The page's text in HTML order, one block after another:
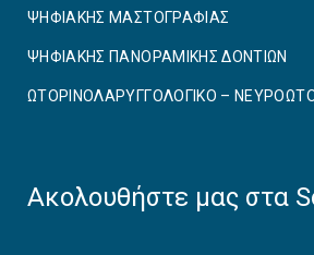
ΨΗΦΙΑΚΗΣ ΜΑΣΤΟΓΡΑΦΙΑΣ
ΨΗΦΙΑΚΗΣ ΠΑΝΟΡΑΜΙΚΗΣ ΔΟΝΤΙΩΝ
ΩΤΟΡΙΝΟΛΑΡΥΓΓΟΛΟΓΙΚΟ –
Ακολουθήστε μας στα